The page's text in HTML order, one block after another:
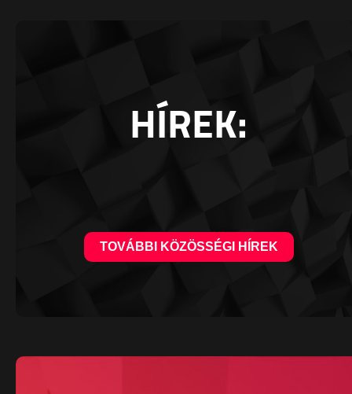
HÍREK:
TOVÁBBI KÖZÖSSÉGI HÍREK